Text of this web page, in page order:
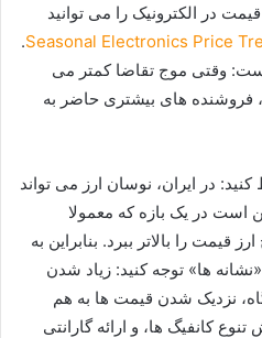
در الکترونیک را می توانید
Seasonal Electronics Price
.
وقتی موج تقاضا کمتر می
های بیشتری حاضر به
در ایران، نوسان ارز می تواند
است در یک بازه که معمولا
را بالاتر ببرد. بنابراین به
ها» توجه کنید: زیاد شدن
نزدیک شدن قیمت ها به هم
کانفیگ ها، و ارائه گارانتی